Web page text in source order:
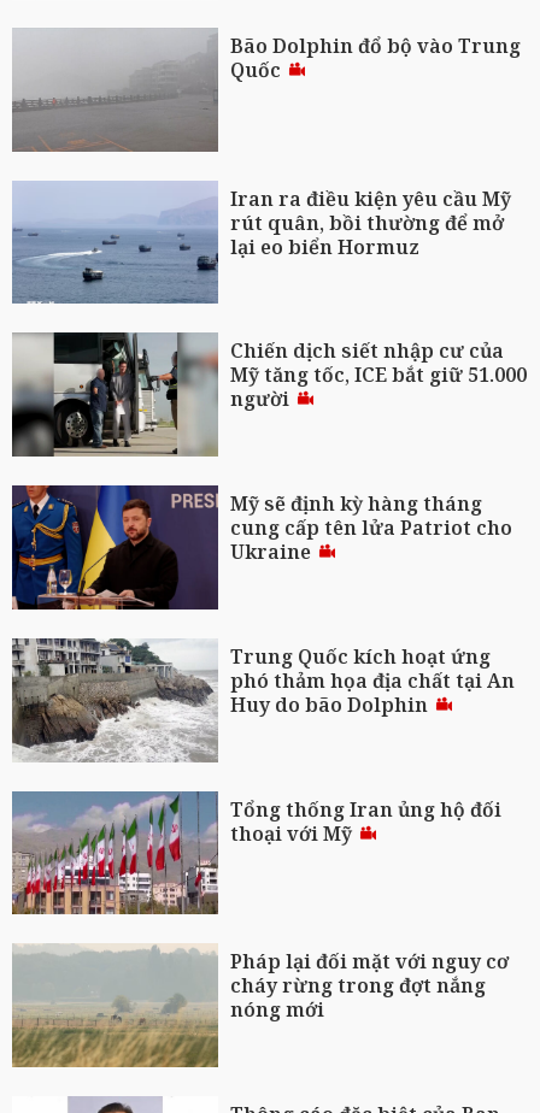
Bão Dolphin đổ bộ vào Trung
Quốc
Iran ra điều kiện yêu cầu Mỹ
rút quân, bồi thường để mở
lại eo biển Hormuz
Chiến dịch siết nhập cư của
Mỹ tăng tốc, ICE bắt giữ 51.000
người
Mỹ sẽ định kỳ hàng tháng
cung cấp tên lửa Patriot cho
Ukraine
Trung Quốc kích hoạt ứng
phó thảm họa địa chất tại An
Huy do bão Dolphin
Tổng thống Iran ủng hộ đối
thoại với Mỹ
Pháp lại đối mặt với nguy cơ
cháy rừng trong đợt nắng
nóng mới